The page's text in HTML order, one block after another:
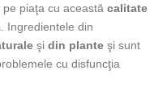
piaţa cu această calitate
Ingredientele din
şi din plante şi sunt
cu disfuncţia